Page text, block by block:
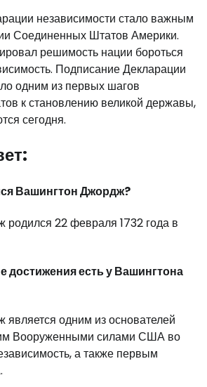
независимости стало важным
Соединенных Штатов Америки.
решимость нации бороться
Подписание Декларации
одним из первых шагов
к становлению великой державы,
сегодня.
Вашингтон Джордж?
22 февраля 1732 года в
достижения есть у Вашингтона
одним из основателей
Вооруженными силами США во
а также первым